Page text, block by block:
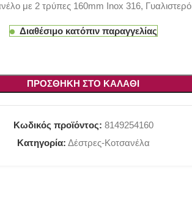
με 2 τρύπες 160mm Inox 316, Γυαλιστερό
Διαθέσιμο κατόπιν παραγγελίας
ΠΡΟΣΘΉΚΗ ΣΤΟ ΚΑΛΆΘΙ
Κωδικός προϊόντος: 8149254160
Κατηγορία: Δέστρες-Κοτσανέλα